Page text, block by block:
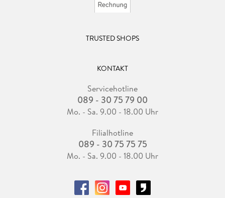
TRUSTED SHOPS
KONTAKT
Servicehotline
089 - 30 75 79 00
Mo. - Sa. 9.00 - 18.00 Uhr
Filialhotline
089 - 30 75 75 75
Mo. - Sa. 9.00 - 18.00 Uhr